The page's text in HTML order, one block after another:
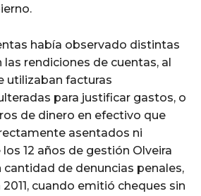
había observado distintas
rendiciones de cuentas, al
utilizaban facturas
para justificar gastos, o
de dinero en efectivo que
asentados ni
12 años de gestión Olveira
cantidad de denuncias penales,
cuando emitió cheques sin